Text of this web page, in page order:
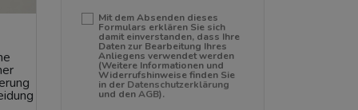
Mit dem Absenden dieses
Formulars erklären Sie sich
damit einverstanden, dass Ihre
Daten zur Bearbeitung Ihres
Anliegens verwendet werden
(Weitere Informationen und
Widerrufshinweise finden Sie
in der Datenschutzerklärung
und denAGB).